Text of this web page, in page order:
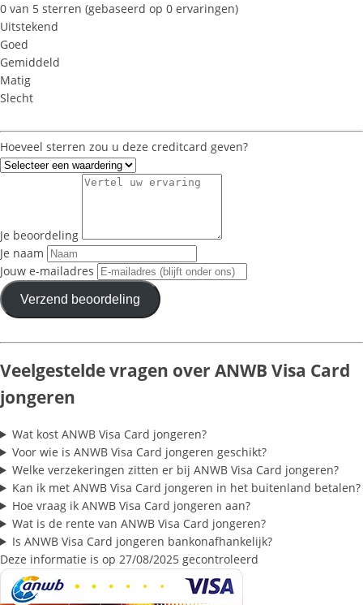
0 van 5 sterren (gebaseerd op 0 ervaringen)
Uitstekend
Goed
Gemiddeld
Matig
Slecht
Hoeveel sterren zou u deze creditcard geven?
Je beoordeling
Je naam
Jouw e-mailadres
Verzend beoordeling
Veelgestelde vragen over ANWB Visa Card
jongeren
Wat kost ANWB Visa Card jongeren?
Voor wie is ANWB Visa Card jongeren geschikt?
Welke verzekeringen zitten er bij ANWB Visa Card jongeren?
Kan ik met ANWB Visa Card jongeren in het buitenland betalen?
Hoe vraag ik ANWB Visa Card jongeren aan?
Wat is de rente van ANWB Visa Card jongeren?
Is ANWB Visa Card jongeren bankonafhankelijk?
Deze informatie is op 27/08/2025 gecontroleerd